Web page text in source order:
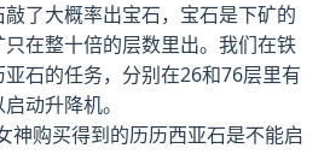
了大概率出宝石，宝石是下矿的
在整十倍的层数里出。我们在铁
石的任务，分别在26和76层里有
动升降机。
神购买得到的历历西亚石是不能启